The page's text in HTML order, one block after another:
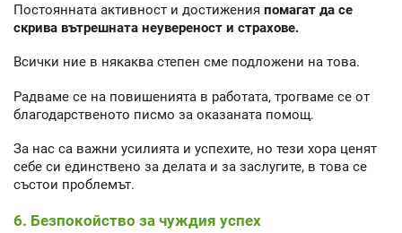
Постоянната активност и достижения помагат да се
скрива вътрешната неувереност и страхове.
Всички ние в някаква степен сме подложени на това.
Радваме се на повишенията в работата, трогваме се от
благодарственото писмо за оказаната помощ.
За нас са важни усилията и успехите, но тези хора ценят
себе си единствено за делата и за заслугите, в това се
състои проблемът.
6. Безпокойство за чуждия успех